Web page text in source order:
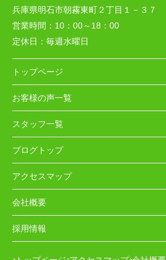
兵庫県明石市朝霧東町２丁目１－３７
営業時間： 10：00～18：00
定休日： 毎週水曜日
トップページ
お客様の声一覧
スタッフ一覧
ブログトップ
アクセスマップ
会社概要
採用情報